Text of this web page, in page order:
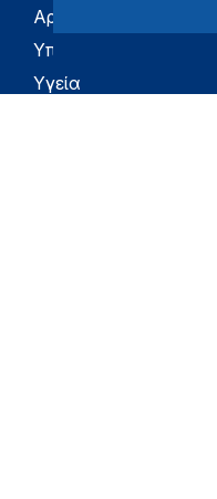
Αρχική
Υπουργείο
Υγεία